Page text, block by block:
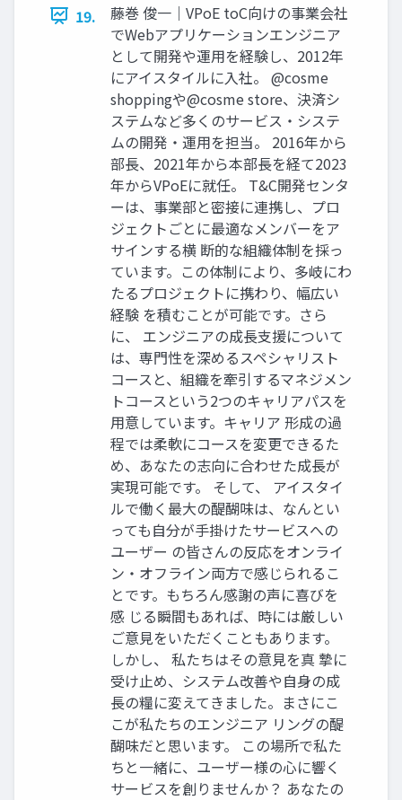
19.
藤巻 俊一｜VPoE toC向けの事業会社
でWebアプリケーションエンジニア
として開発や運用を経験し、2012年
にアイスタイルに入社。 @cosme
shoppingや@cosme store、決済シ
ステムなど多くのサービス・システ
ムの開発・運用を担当。 2016年から
部長、2021年から本部長を経て2023
年からVPoEに就任。 T&C開発センタ
ーは、事業部と密接に連携し、プロ
ジェクトごとに最適なメンバーをア
サインする横 断的な組織体制を採っ
ています。この体制により、多岐にわ
たるプロジェクトに携わり、幅広い
経験 を積むことが可能です。さら
に、 エンジニアの成長支援について
は、専門性を深めるスペシャリスト
コースと、組織を牽引するマネジメン
トコースという2つのキャリアパスを
用意しています。キャリア 形成の過
程では柔軟にコースを変更できるた
め、あなたの志向に合わせた成長が
実現可能です。 そして、 アイスタイ
ルで働く最大の醍醐味は、なんとい
っても自分が手掛けたサービスへの
ユーザー の皆さんの反応をオンライ
ン・オフライン両方で感じられるこ
とです。もちろん感謝の声に喜びを
感 じる瞬間もあれば、時には厳しい
ご意見をいただくこともあります。
しかし、 私たちはその意見を真 摯に
受け止め、システム改善や自身の成
長の糧に変えてきました。まさにこ
こが私たちのエンジニア リングの醍
醐味だと思います。 この場所で私た
ちと一緒に、ユーザー様の心に響く
サービスを創りませんか？ あなたの